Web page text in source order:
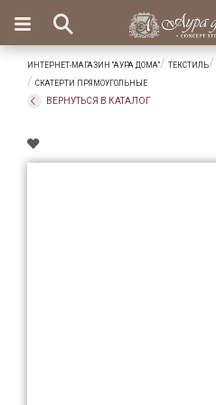
Вход
Избранное
×
Салоны
Доставка
Оплата
Ароматы
ИНТЕРНЕТ-МАГАЗИН "АУРА ДОМА" ТЕКСТИЛЬ
СКАТЕРТИ ПРЯМОУГОЛЬНЫЕ
ВЕРНУТЬСЯ В КАТАЛОГ